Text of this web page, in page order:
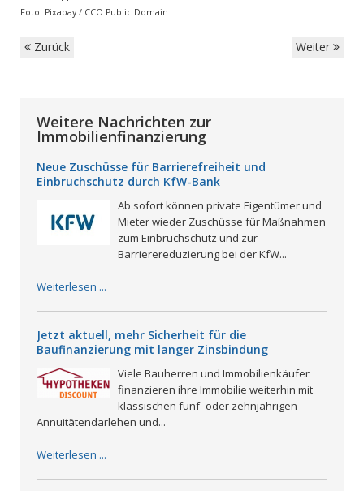
Foto: Pixabay / CCO Public Domain
Zurück Weiter
Weitere Nachrichten zur
Immobilienfinanzierung
Neue Zuschüsse für Barrierefreiheit und
Einbruchschutz durch KfW-Bank
Ab sofort können private Eigentümer und
Mieter wieder Zuschüsse für Maßnahmen
zum Einbruchschutz und zur
Barrierereduzierung bei der KfW...
Weiterlesen ...
Jetzt aktuell, mehr Sicherheit für die
Baufinanzierung mit langer Zinsbindung
Viele Bauherren und Immobilienkäufer
finanzieren ihre Immobilie weiterhin mit
klassischen fünf- oder zehnjährigen
Annuitätendarlehen und...
Weiterlesen ...